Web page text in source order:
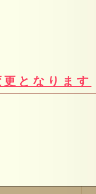
となります